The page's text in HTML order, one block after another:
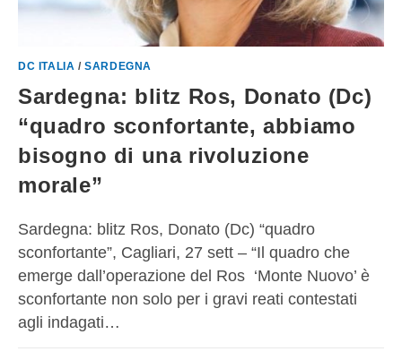
DC ITALIA /SARDEGNA
Sardegna: blitz Ros, Donato (Dc)
“quadro sconfortante, abbiamo
bisogno di una rivoluzione
morale”
Sardegna: blitz Ros, Donato (Dc) “quadro
sconfortante”, Cagliari, 27 sett – “Il quadro che
emerge dall’operazione del Ros ‘Monte Nuovo’ è
sconfortante non solo per i gravi reati contestati
agli indagati…